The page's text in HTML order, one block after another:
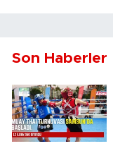
Son Haberler